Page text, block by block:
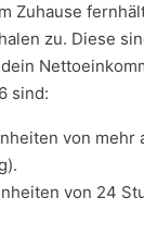
Zuhause
zu. Diese
sind:
von mehr
von 24